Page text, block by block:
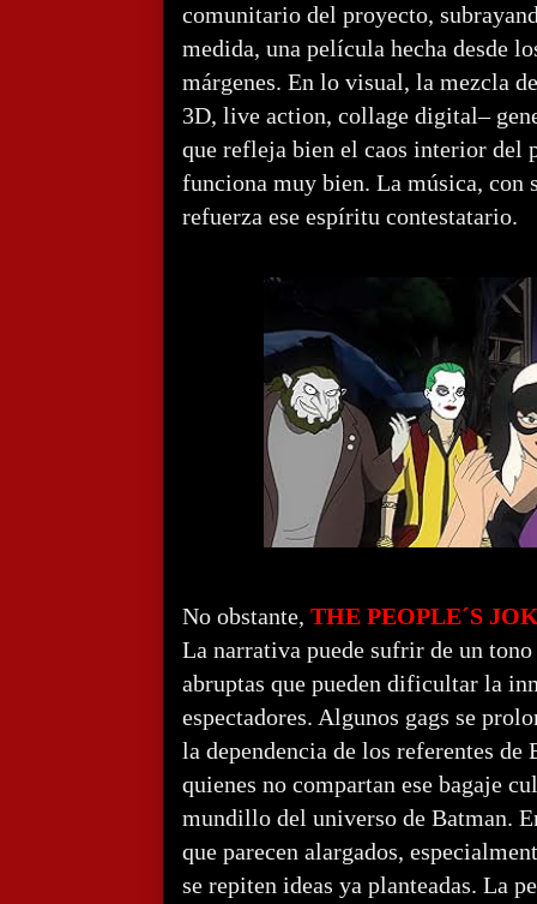
comunitario del proyecto,
medida, una película hecha desde
márgenes. En lo visual, la mezcla
3D, live action, collage digital–
que refleja bien el caos interior del
funciona muy bien. La música, con
refuerza ese espíritu contestatario.
No obstante, THE PEOPLE´S
La narrativa puede sufrir de un
abruptas que pueden dificultar la
espectadores. Algunos gags se
la dependencia de los referentes de
quienes no compartan ese bagaje
mundillo del universo de Batman.
que parecen alargados,
se repiten ideas ya planteadas. La